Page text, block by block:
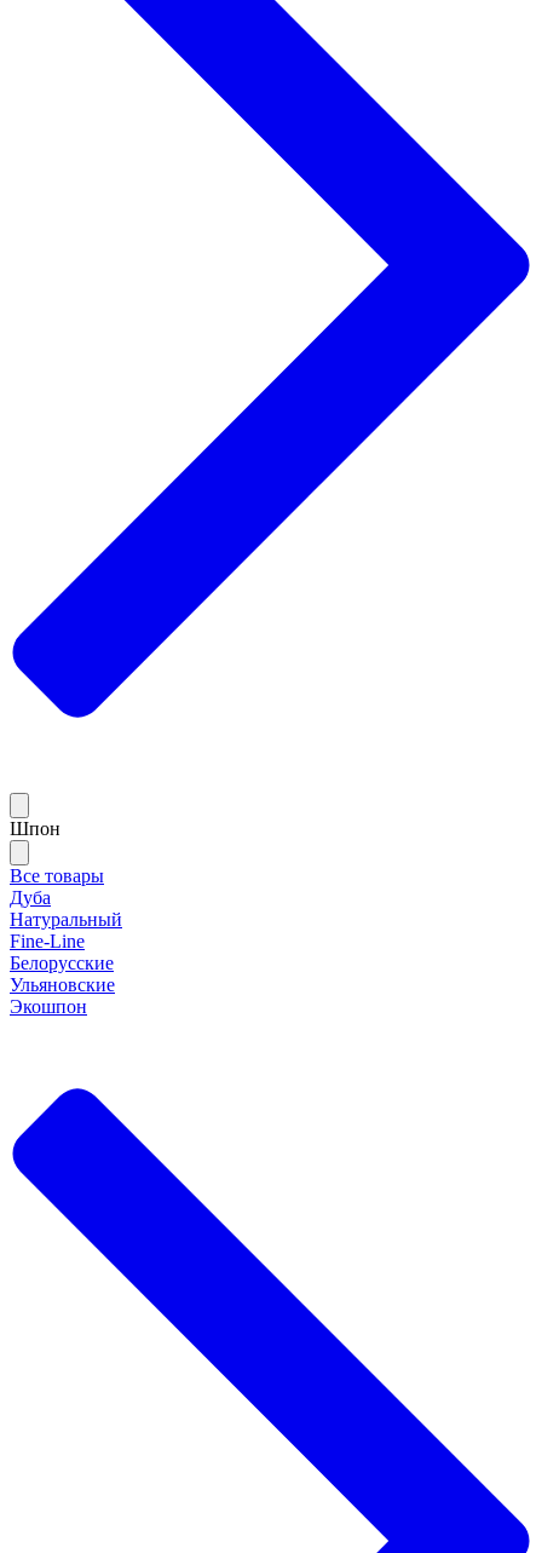
Шпон
Все товары
Дуба
Натуральный
Fine-Line
Белорусские
Ульяновские
Экошпон